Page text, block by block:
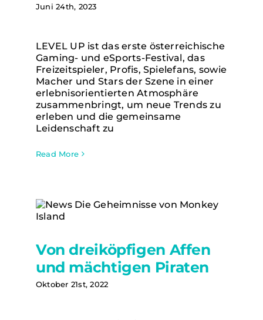
Juni 24th, 2023
LEVEL UP ist das erste österreichische
Gaming- und eSports-Festival, das
Freizeitspieler, Profis, Spielefans, sowie
Macher und Stars der Szene in einer
erlebnisorientierten Atmosphäre
zusammenbringt, um neue Trends zu
erleben und die gemeinsame
Leidenschaft zu
Read More
Von dreiköpfigen Affen und
mächtigen Piraten
Von dreiköpfigen Affen
und mächtigen Piraten
Oktober 21st, 2022